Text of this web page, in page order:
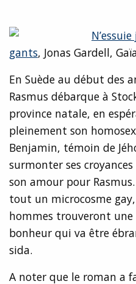
gants, Jonas Gardell,
En Suède au début des
Rasmus débarque à
province natale, en
pleinement son
Benjamin, témoin de
surmonter ses
son amour pour
tout un microcosme
hommes trouveront une
bonheur qui va être
sida.
A noter que le roman a